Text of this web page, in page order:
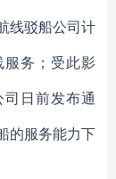
线驳船公司计
服务；受此影
日前发布通
的服务能力下